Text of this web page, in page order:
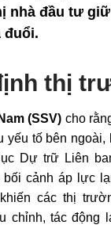
nhà đầu tư
đuổi.
thị
(SSV) cho
yếu tố bên ngoài,
Dự trữ Liên
bối cảnh áp lực
các thị
chỉnh, tác động